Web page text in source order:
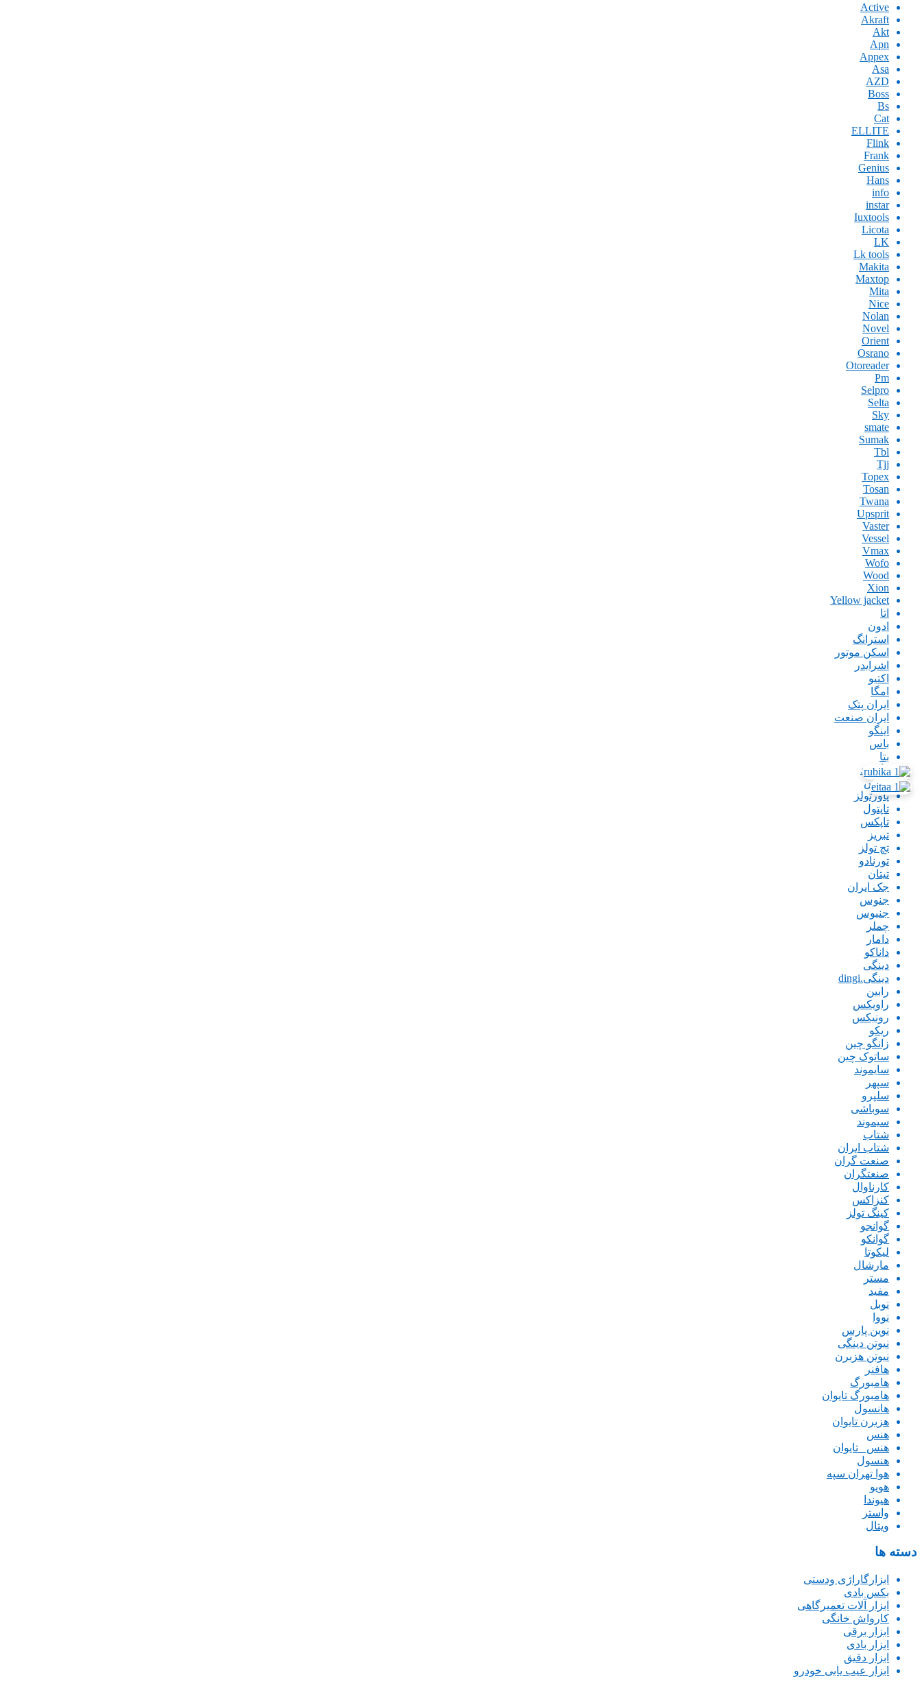
Active
Akraft
Akt
Apn
Appex
Asa
AZD
Boss
Bs
Cat
ELLITE
Flink
Frank
Genius
Hans
info
instar
Iuxtools
Licota
LK
Lk tools
Makita
Maxtop
Mita
Nice
Nolan
Novel
Orient
Osrano
Otoreader
Pm
Selpro
Selta
Sky
smate
Sumak
Tbl
Tjj
Topex
Tosan
Twana
Upsprit
Vaster
Vessel
Vmax
Wofo
Wood
Xion
Yellow jacket
اتا
ادون
استرانگ
اسکن موتور
اشرایدر
اکتیو
امگا
ایران پتک
ایران صنعت
اینگو
باس
بتا
بیگ رد
پارس
پاورتولز
تاپتول
تاپکس
تبریز
تچ تولز
تورنادو
تیتان
جک ایران
جنوس
جنیوس
چملر
دامار
داناکو
دینگی
دینگی.dingi
رابین
راویکس
رونیکس
ریکو
زانگو چین
ساتوک چین
سایموند
سپهر
سلپرو
سوباشی
سیموند
شتاب
شتاب ایران
صنعت گران
صنعتگران
کارناوال
کنزاکس
کینگ تولز
گوانجو
گوانکو
لیکوتا
مارشال
مستر
مفید
نوبل
نووا
نوین پارس
نیوتن دینگی
نیوتن هزبرن
هافنر
هامبورگ
هامبورگ تایوان
هانسول
هزبرن تایوان
هنس
هنس _تایوان
هنسول
هوا تهران سپه
هویو
هیوندا
واستر
ویتال
دسته ها
ابزارگاراژی ودستی
بکس بادی
ابزار آلات تعمیرگاهی
کارواش خانگی
ابزار برقی
ابزار بادی
ابزار دقیق
ابزار عیب یابی خودرو